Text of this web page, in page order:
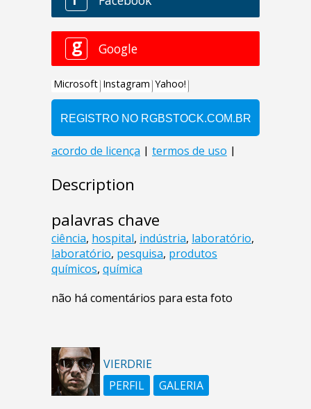
Description
palavras chave
ciência, hospital, indústria, laboratório,
laboratório, pesquisa, produtos
químicos, química
não há comentários para esta foto
VIERDRIE
PERFIL
GALERIA